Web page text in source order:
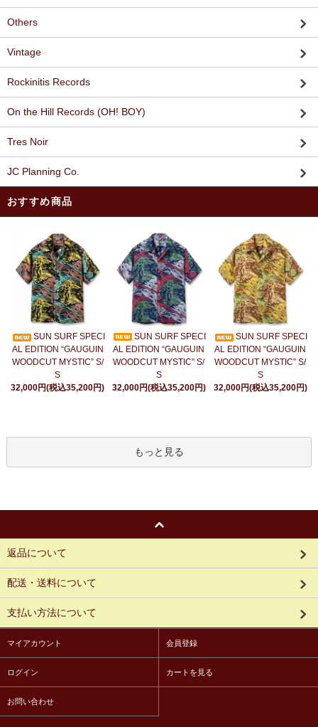
Others
Vintage
Rockinitis Records
On the Hill Records (OH! BOY)
Tres Noir
JC Planning Co.
おすすめ商品
SUN SURF SPECI
AL EDITION “GAUGUIN
WOODCUT MYSTIC” S/
S
32,000円(税込35,200円)
SUN SURF SPECI
AL EDITION “GAUGUIN
WOODCUT MYSTIC” S/
S
32,000円(税込35,200円)
SUN SURF SPECI
AL EDITION “GAUGUIN
WOODCUT MYSTIC” S/
S
32,000円(税込35,200円)
もっと見る
返品について
配送・送料について
支払い方法について
マイアカウント 会員登録
ログイン カートを見る
お問い合わせ